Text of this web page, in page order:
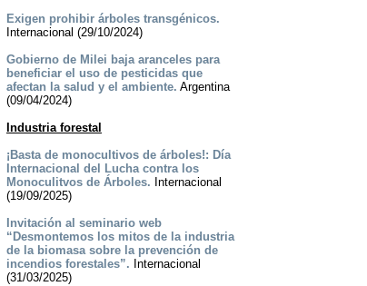
Exigen prohibir árboles transgénicos.
Internacional (29/10/2024)
Gobierno de Milei baja aranceles para
beneficiar el uso de pesticidas que
afectan la salud y el ambiente. Argentina
(09/04/2024)
Industria forestal
¡Basta de monocultivos de árboles!: Día
Internacional del Lucha contra los
Monoculitvos de Árboles. Internacional
(19/09/2025)
Invitación al seminario web
“Desmontemos los mitos de la industria
de la biomasa sobre la prevención de
incendios forestales”. Internacional
(31/03/2025)